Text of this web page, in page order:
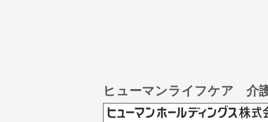
ヒューマンライフケア 介